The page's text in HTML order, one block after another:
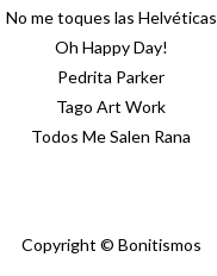
No me toques las Helvéticas
Oh Happy Day!
Pedrita Parker
Tago Art Work
Todos Me Salen Rana
Copyright © Bonitismos